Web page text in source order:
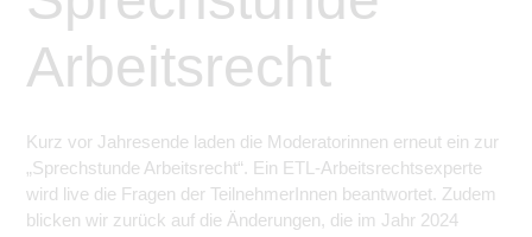
Arbeitsrecht
Kurz vor Jahresende laden die Moderatorinnen erneut ein zur
„Sprechstunde Arbeitsrecht“. Ein ETL-Arbeitsrechtsexperte
wird live die Fragen der TeilnehmerInnen beantwortet. Zudem
blicken wir zurück auf die Änderungen, die im Jahr 2024